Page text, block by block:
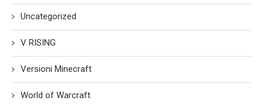
Uncategorized
V RISING
Versioni Minecraft
World of Warcraft